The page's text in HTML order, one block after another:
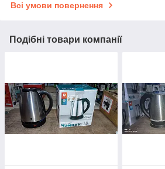
Всі умови повернення
Подібні товари компанії